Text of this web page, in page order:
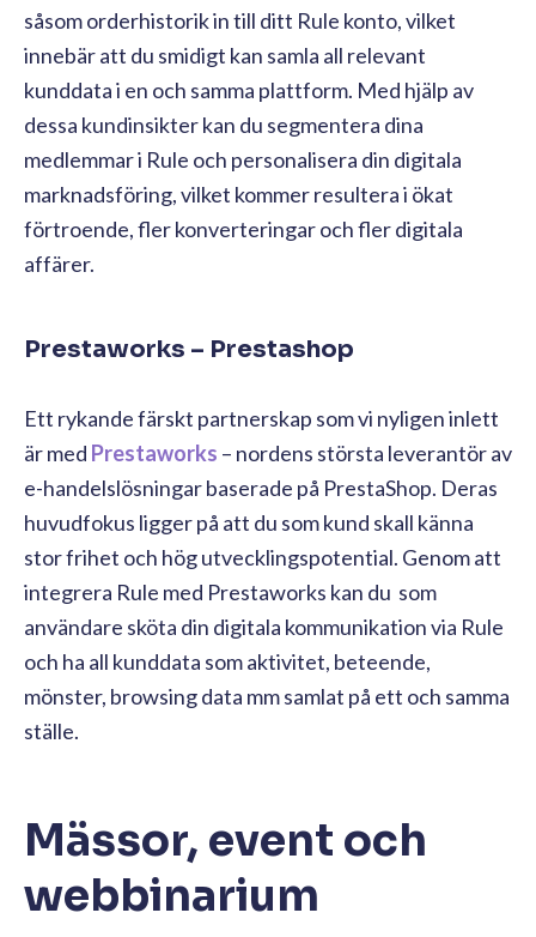
såsom orderhistorik in till ditt Rule konto, vilket
innebär att du smidigt kan samla all relevant
kunddata i en och samma plattform. Med hjälp av
dessa kundinsikter kan du segmentera dina
medlemmar i Rule och personalisera din digitala
marknadsföring, vilket kommer resultera i ökat
förtroende, fler konverteringar och fler digitala
affärer.
Prestaworks – Prestashop
Ett rykande färskt partnerskap som vi nyligen inlett
är med Prestaworks – nordens största leverantör av
e-handelslösningar baserade på PrestaShop. Deras
huvudfokus ligger på att du som kund skall känna
stor frihet och hög utvecklingspotential. Genom att
integrera Rule med Prestaworks kan du som
användare sköta din digitala kommunikation via Rule
och ha all kunddata som aktivitet, beteende,
mönster, browsing data mm samlat på ett och samma
ställe.
Mässor, event och
webbinarium